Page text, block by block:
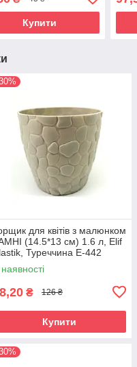
Купити
для квітів з малюнком
(14.5*13 см) 1.6 л, Elif
Туреччина Е-442
₴ 126 ₴
Купити